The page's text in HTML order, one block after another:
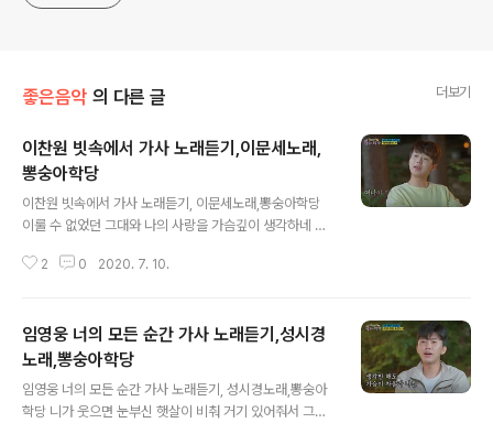
좋은음악 의 다른 글 더보기
이찬원 빗속에서 가사 노래듣기,이문세노래,
뽕숭아학당
이찬원 빗속에서 가사 노래듣기, 이문세노래,뽕숭아학당
이룰 수 없었던 그대와 나의 사랑을 가슴깊이 생각하네 온
이렇게 빗속에 남겨두고 흐르는 눈물 누가 닦아주나요 비
습 생각해 떠나야 했나요 나의마음 이렇게 빗속에 남겨두
고 흐르는 눈물 누가 닦아주나요 흐르는 뜨거운 눈물 오가
는 저 많은 사람들 누가 내 곁에 와줄까요 비 내리는 거리에
서 그대 모습 생각해 이룰 수 없었던 그대와 나의 사랑을 가
슴깊이 생각하네 흐르는 눈물 누가 닦아주나요 흐르는 뜨
2 0 2020. 7. 10.
임영웅 너의 모든 순간 가사 노래듣기,성시경
노래,뽕숭아학당
임영웅 너의 모든 순간 가사 노래듣기, 성시경노래,뽕숭아
학당 니가 웃으면 눈부신 햇살이 비춰 거기 있어줘서 그게